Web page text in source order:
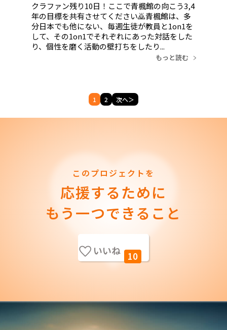
クラファン残り10日！ここで青楓館の向こう3,4
年の目標を共有させてください🙇青楓館は、多
分日本でも他にない、毎週生徒が教員と1on1を
して、その1on1でそれぞれにあった対話をした
り、個性を磨く活動の壁打ちをしたり...
もっと読む
1 2 次へ＞
このプロジェクトを
応援するために
もう一つできること
いいね 10